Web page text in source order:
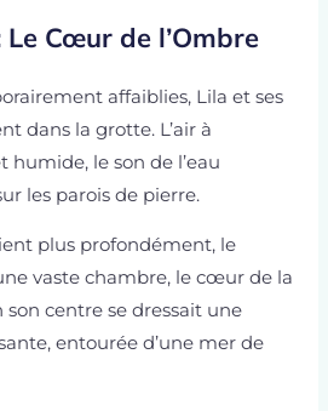
Cœur de l’Ombre
affaiblies, Lila et ses
dans la grotte. L’air à
humide, le son de l’eau
les parois de pierre.
plus profondément, le
vaste chambre, le cœur de la
son centre se dressait une
entourée d’une mer de